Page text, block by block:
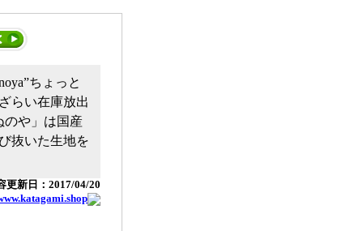
ちょっと
らい在庫放出
のや」は国産
抜いた生地を
更新日：2017/04/20